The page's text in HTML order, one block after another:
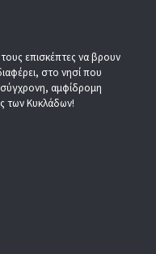
επισκέπτες να βρουν
στο νησί που
σύγχρονη, αμφίδρομη
των Κυκλάδων!